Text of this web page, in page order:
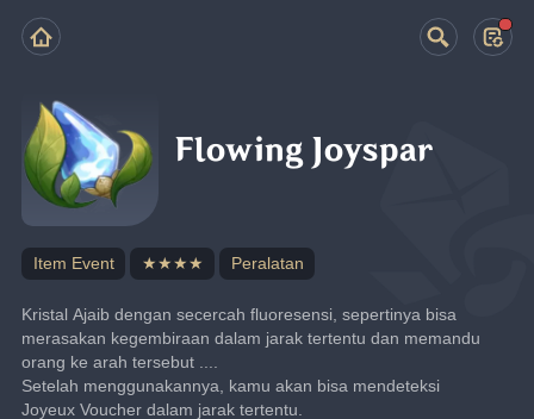
Flowing Joyspar
Item Event ★★★★ Peralatan
Kristal Ajaib dengan secercah fluoresensi, sepertinya bisa
merasakan kegembiraan dalam jarak tertentu dan memandu
orang ke arah tersebut ....
Setelah menggunakannya, kamu akan bisa mendeteksi
Joyeux Voucher dalam jarak tertentu.